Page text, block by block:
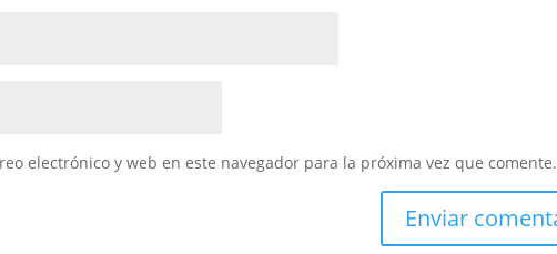
electrónico y web en este navegador para la próxima vez que comente.